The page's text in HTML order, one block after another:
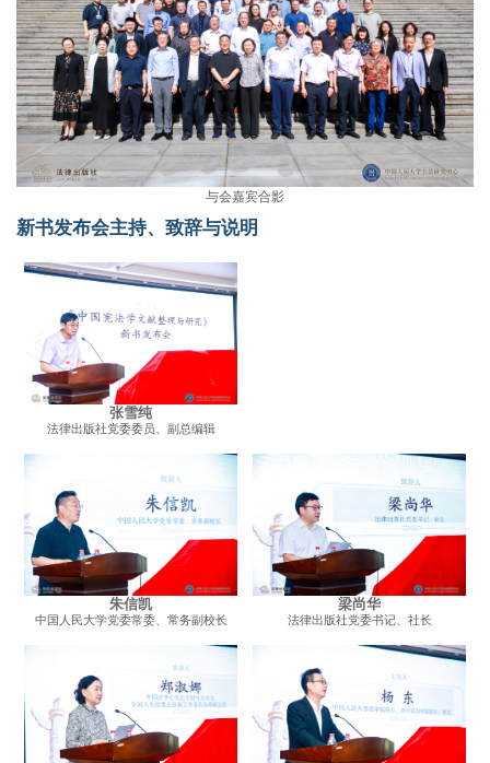
与会嘉宾合影
新书发布会主持、致辞与说明
张雪纯
法律出版社党委委员、副总编辑
朱信凯
中国人民大学党委常委、常务副校长
梁尚华
法律出版社党委书记、社长